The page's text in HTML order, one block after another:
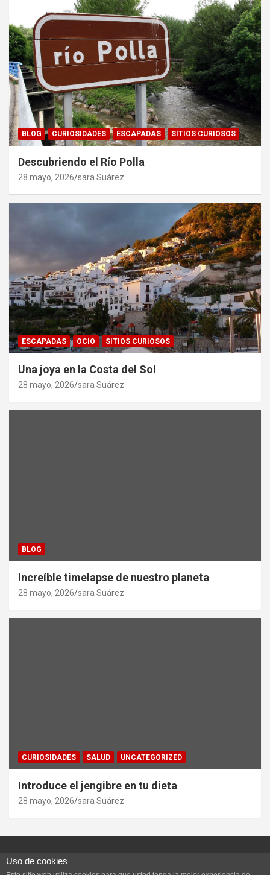
BLOG CURIOSIDADES ESCAPADAS SITIOS CURIOSOS
Descubriendo el Río Polla
28 mayo, 2026 sara Suárez
ESCAPADAS OCIO SITIOS CURIOSOS
Una joya en la Costa del Sol
28 mayo, 2026 sara Suárez
BLOG
Increíble timelapse de nuestro planeta
28 mayo, 2026 sara Suárez
CURIOSIDADES SALUD UNCATEGORIZED
Introduce el jengibre en tu dieta
28 mayo, 2026 sara Suárez
Uso de cookies